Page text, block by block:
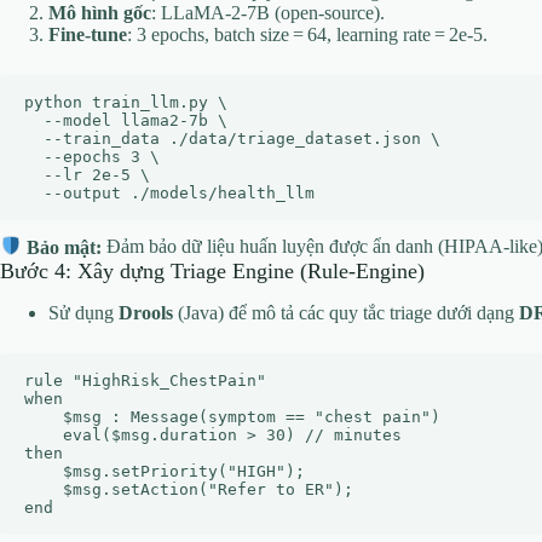
Mô hình gốc: LLaMA‑2‑7B (open‑source).
Fine‑tune: 3 epochs, batch size = 64, learning rate = 2e‑5.
python train_llm.py \
  --model llama2-7b \
  --train_data ./data/triage_dataset.json \
  --epochs 3 \
  --lr 2e-5 \
Bảo mật: Đảm bảo dữ liệu huấn luyện được ẩn danh
Bước 4: Xây dựng Triage Engine (Rule‑Engine)
Sử dụng Drools (Java) để mô tả các quy tắc triage dưới dạng
rule "HighRisk_ChestPain"
when
    $msg : Message(symptom == "chest pain")
    eval($msg.duration > 30) // minutes
then
    $msg.setPriority("HIGH");
    $msg.setAction("Refer to ER");